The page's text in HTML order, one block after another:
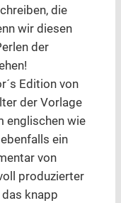
die
wir diesen
der
Edition von
der Vorlage
englischen wie
ein
von
produzierter
knapp